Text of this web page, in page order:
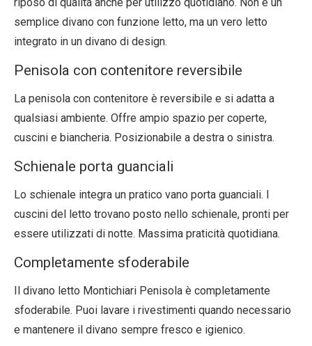
semplice divano con funzione letto, ma un vero letto
integrato in un divano di design.
Penisola con contenitore reversibile
La penisola con contenitore è reversibile e si adatta a
qualsiasi ambiente. Offre ampio spazio per coperte,
cuscini e biancheria. Posizionabile a destra o sinistra.
Schienale porta guanciali
Lo schienale integra un pratico vano porta guanciali. I
cuscini del letto trovano posto nello schienale, pronti per
essere utilizzati di notte. Massima praticità quotidiana.
Completamente sfoderabile
Il divano letto Montichiari Penisola è completamente
sfoderabile. Puoi lavare i rivestimenti quando necessario
e mantenere il divano sempre fresco e igienico.